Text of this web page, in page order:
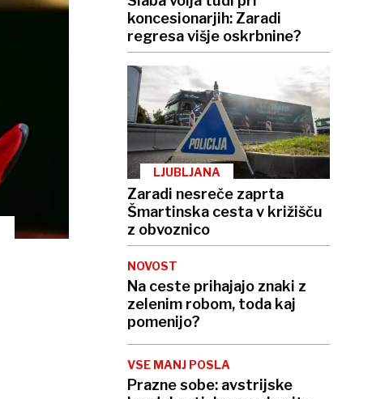
koncesionarjih: Zaradi
regresa višje oskrbnine?
LJUBLJANA
Zaradi nesreče zaprta
Šmartinska cesta v križišču
z obvoznico
NOVOST
Na ceste prihajajo znaki z
zelenim robom, toda kaj
pomenijo?
VSE MANJ POSLA
Prazne sobe: avstrijske